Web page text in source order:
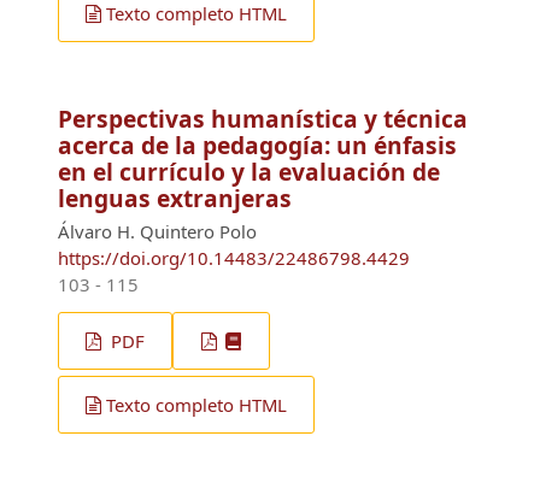
Texto completo HTML
Perspectivas humanística y técnica
acerca de la pedagogía: un énfasis
en el currículo y la evaluación de
lenguas extranjeras
Álvaro H. Quintero Polo
https://doi.org/10.14483/22486798.4429
103 - 115
PDF
Texto completo HTML